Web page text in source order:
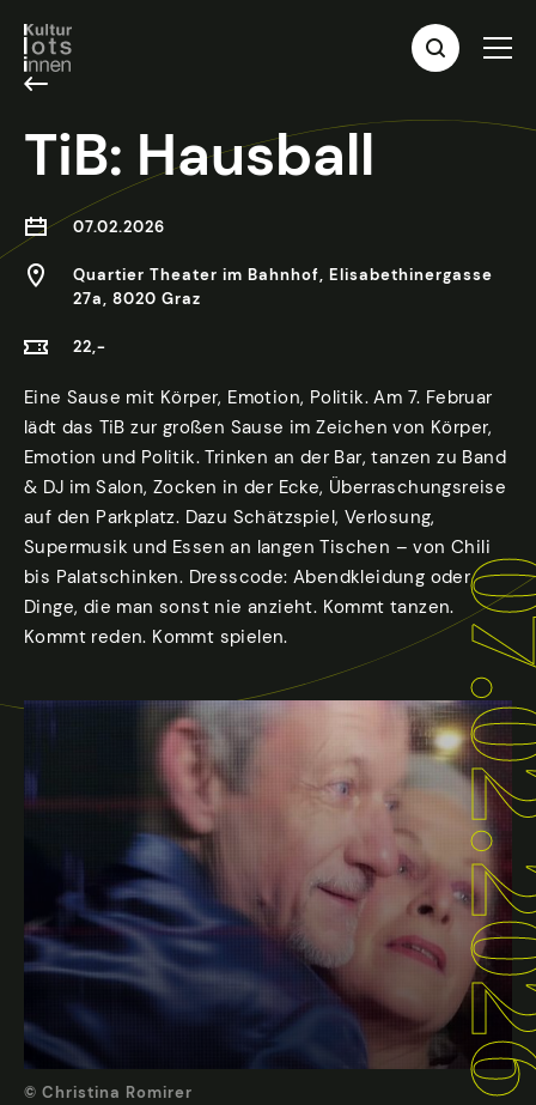
TiB: Hausball
07.02.2026
Quartier Theater im Bahnhof, Elisabethinergasse
27a, 8020 Graz
22,-
Eine Sause mit Körper, Emotion, Politik. Am 7. Februar
lädt das TiB zur großen Sause im Zeichen von Körper,
Emotion und Politik. Trinken an der Bar, tanzen zu Band
& DJ im Salon, Zocken in der Ecke, Überraschungsreise
auf den Parkplatz. Dazu Schätzspiel, Verlosung,
Supermusik und Essen an langen Tischen – von Chili
bis Palatschinken. Dresscode: Abendkleidung oder
Dinge, die man sonst nie anzieht. Kommt tanzen.
Kommt reden. Kommt spielen.
© Christina Romirer